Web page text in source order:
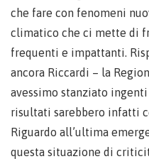
che fare con fenomeni
climatico che ci mette di
frequenti e impattanti.
ancora Riccardi – la
avessimo stanziato
risultati sarebbero infatti
Riguardo all’ultima
questa situazione di